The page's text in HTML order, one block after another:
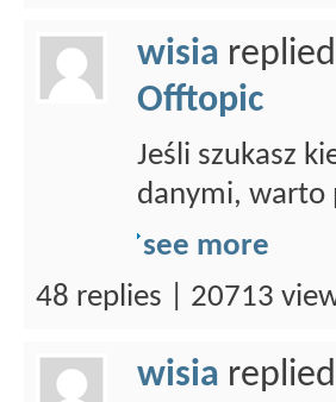
wisia
Offtopic
Jeśli szukasz
danymi, warto
see more
48 replies | 20713
wisia